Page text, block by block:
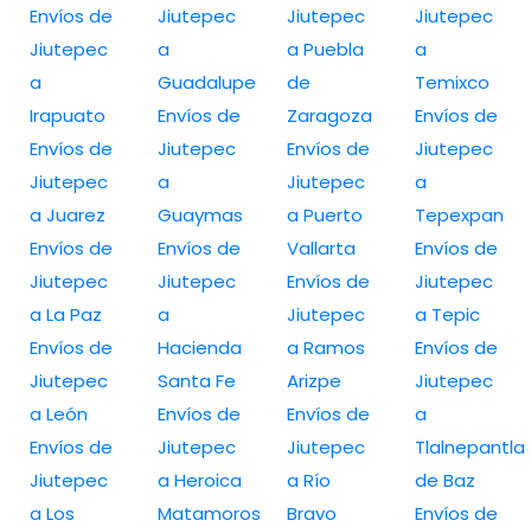
Envíos de
Jiutepec
a
Irapuato
Envíos de
Jiutepec
a Juarez
Envíos de
Jiutepec
a La Paz
Envíos de
Jiutepec
a León
Envíos de
Jiutepec
a Los
Jiutepec
a
Guadalupe
Envíos de
Jiutepec
a
Guaymas
Envíos de
Jiutepec
a
Hacienda
Santa Fe
Envíos de
Jiutepec
a Heroica
Matamoros
Jiutepec
a Puebla
de
Zaragoza
Envíos de
Jiutepec
a Puerto
Vallarta
Envíos de
Jiutepec
a Ramos
Arizpe
Envíos de
Jiutepec
a Río
Bravo
Jiutepec
a
Temixco
Envíos de
Jiutepec
a
Tepexpan
Envíos de
Jiutepec
a Tepic
Envíos de
Jiutepec
a
Tlalnepantla
de Baz
Envíos de